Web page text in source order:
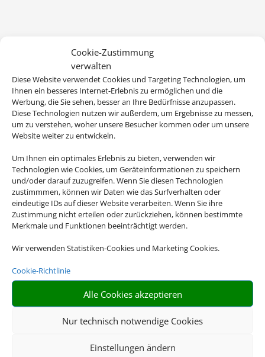
Cookie-Zustimmung
verwalten
Diese Website verwendet Cookies und Targeting Technologien, um
Ihnen ein besseres Internet-Erlebnis zu ermöglichen und die
Werbung, die Sie sehen, besser an Ihre Bedürfnisse anzupassen.
Diese Technologien nutzen wir außerdem, um Ergebnisse zu messen,
um zu verstehen, woher unsere Besucher kommen oder um unsere
Website weiter zu entwickeln.
Um Ihnen ein optimales Erlebnis zu bieten, verwenden wir
Technologien wie Cookies, um Geräteinformationen zu speichern
und/oder darauf zuzugreifen. Wenn Sie diesen Technologien
zustimmmen, können wir Daten wie das Surfverhalten oder
eindeutige IDs auf dieser Website verarbeiten. Wenn Sie ihre
Zustimmung nicht erteilen oder zurückziehen, können bestimmte
Merkmale und Funktionen beeinträchtigt werden.
Wir verwenden Statistiken-Cookies und Marketing Cookies.
Cookie-Richtlinie
Alle Cookies akzeptieren
Nur technisch notwendige Cookies
Einstellungen ändern